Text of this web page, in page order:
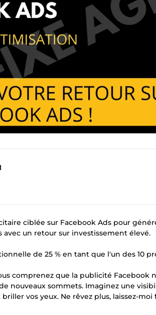
ciblée sur Facebook Ads pour
avec un retour sur investissement élevé.
de 25 % en tant que l'un des 10
comprenez que la publicité
nouveaux sommets. Imaginez une
vos yeux. Ne rêvez plus, laissez-